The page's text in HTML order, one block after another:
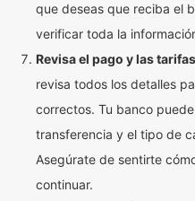
que deseas que reciba el
verificar toda la
Revisa el pago y las
revisa todos los detalles
correctos. Tu banco
transferencia y el tipo de
Asegúrate de sentirte
continuar.